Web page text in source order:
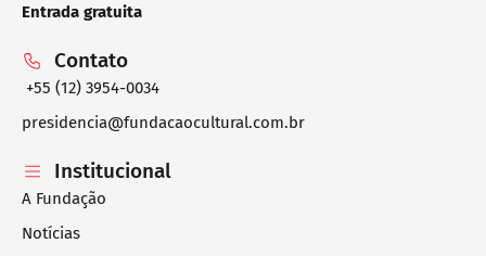
Entrada gratuita
Contato
+55 (12) 3954-0034
presidencia@fundacaocultural.com.br
Institucional
A Fundação
Notícias